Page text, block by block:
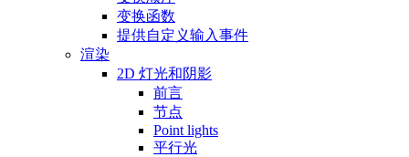
变换函数
提供自定义输入事件
渲染
2D 灯光和阴影
前言
节点
Point lights
平行光